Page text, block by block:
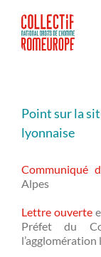
contenu
Point sur la
lyonnaise
Communiqué
Alpes
Lettre ouverte
Préfet du